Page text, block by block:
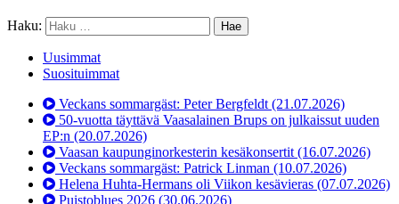
Haku:
Uusimmat
Suosituimmat
Veckans sommargäst: Peter Bergfeldt (21.07.2026)
50-vuotta täyttävä Vaasalainen Brups on julkaissut uuden
EP:n (20.07.2026)
Vaasan kaupunginorkesterin kesäkonsertit (16.07.2026)
Veckans sommargäst: Patrick Linman (10.07.2026)
Helena Huhta-Hermans oli Viikon kesävieras (07.07.2026)
Puistoblues 2026 (30.06.2026)